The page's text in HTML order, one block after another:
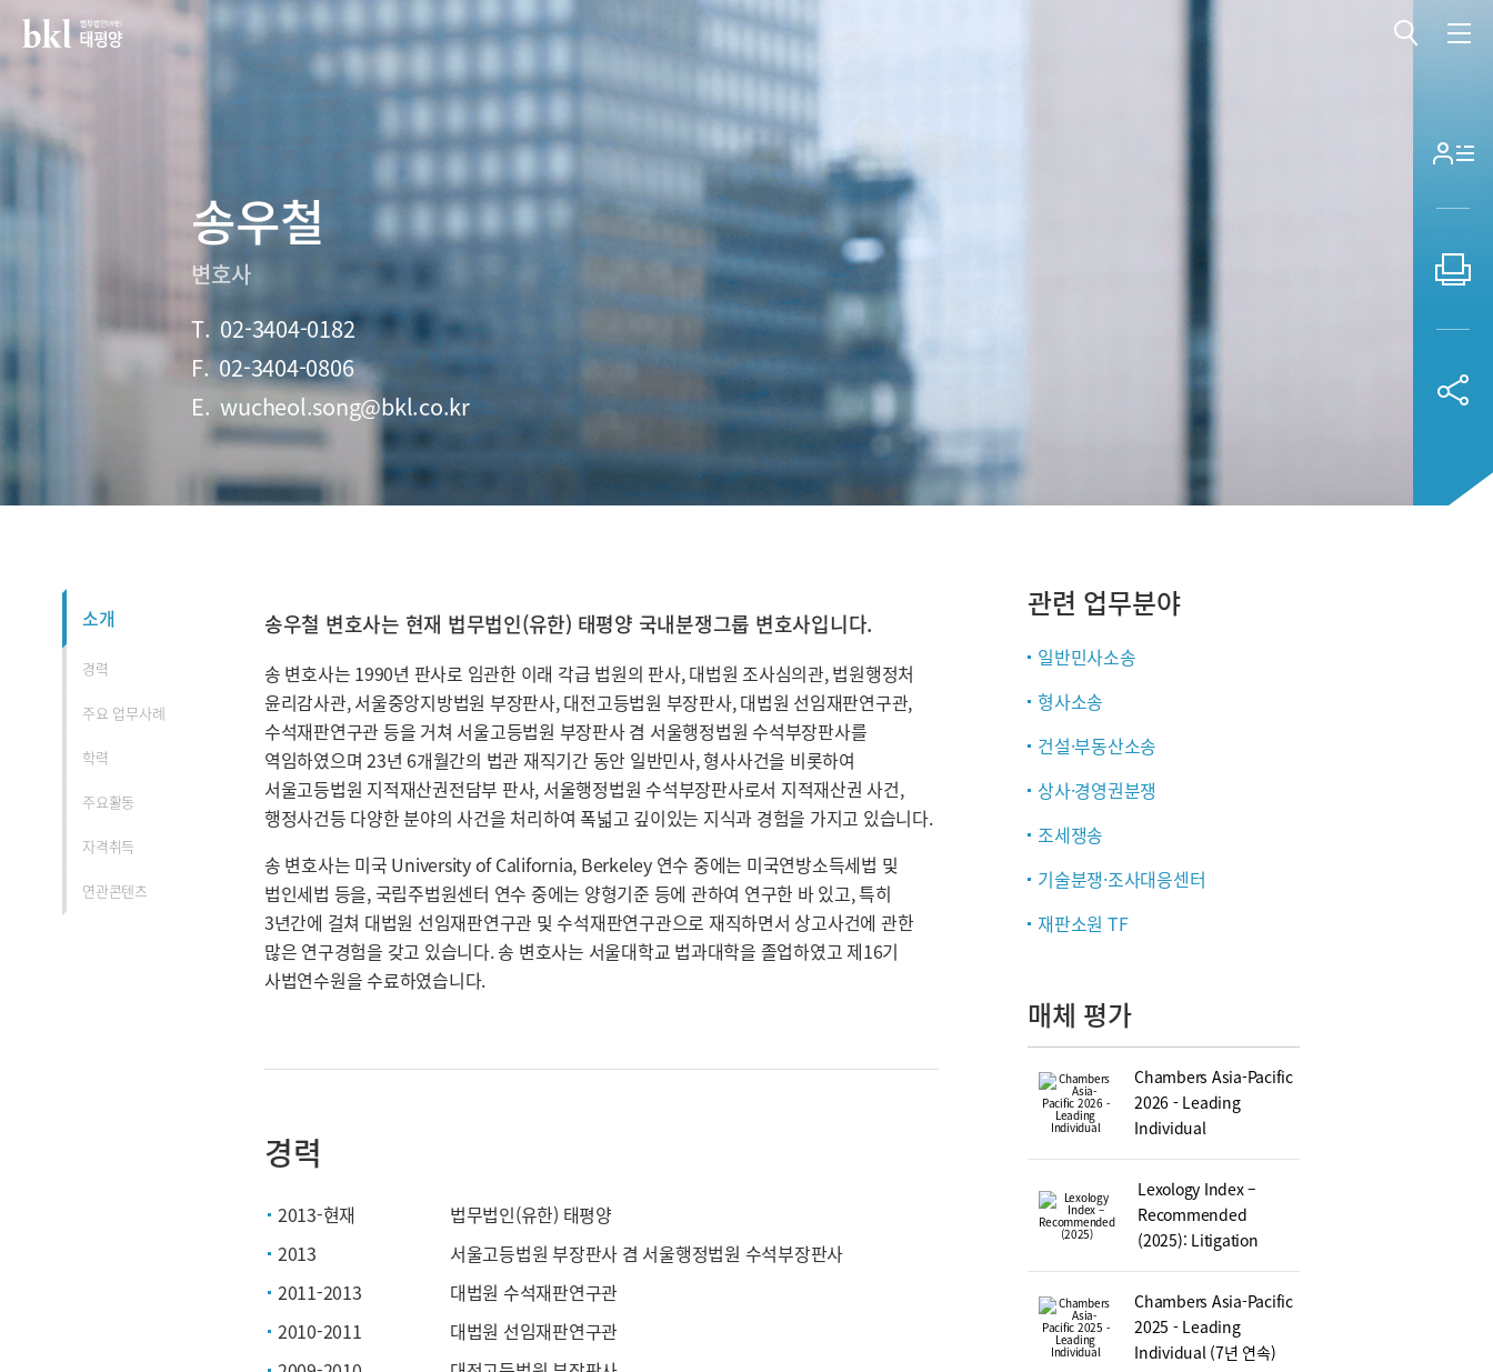
송우철
변호사
T. 02-3404-0182
F. 02-3404-0806
E. wucheol.song@bkl.co.kr
소개
경력
주요 업무사례
학력
주요활동
자격취득
연관콘텐츠
송우철 변호사는 현재 법무법인(유한) 태평양 국내분쟁그룹 변호사입니다.
송 변호사는 1990년 판사로 임관한 이래 각급 법원의 판사, 대법원 조사심의관, 법원행정처
윤리감사관, 서울중앙지방법원 부장판사, 대전고등법원 부장판사, 대법원 선임재판연구관,
수석재판연구관 등을 거쳐 서울고등법원 부장판사 겸 서울행정법원 수석부장판사를
역임하였으며 23년 6개월간의 법관 재직기간 동안 일반민사, 형사사건을 비롯하여
서울고등법원 지적재산권전담부 판사, 서울행정법원 수석부장판사로서 지적재산권 사건,
행정사건등 다양한 분야의 사건을 처리하여 폭넓고 깊이있는 지식과 경험을 가지고 있습니다.
송 변호사는 미국 University of California, Berkeley 연수 중에는 미국연방소득세법 및
법인세법 등을, 국립주법원센터 연수 중에는 양형기준 등에 관하여 연구한 바 있고, 특히
3년간에 걸쳐 대법원 선임재판연구관 및 수석재판연구관으로 재직하면서 상고사건에 관한
많은 연구경험을 갖고 있습니다. 송 변호사는 서울대학교 법과대학을 졸업하였고 제16기
사법연수원을 수료하였습니다.
경력
2013-현재
법무법인(유한) 태평양
2013
서울고등법원 부장판사 겸 서울행정법원 수석부장판사
2011-2013
대법원 수석재판연구관
2010-2011
대법원 선임재판연구관
관련 업무분야
일반민사소송
형사소송
건설·부동산소송
상사·경영권분쟁
조세쟁송
기술분쟁·조사대응센터
재판소원 TF
매체 평가
Chambers Asia-Pacific
2026 - Leading
Individual
Lexology Index –
Recommended
(2025): Litigation
Chambers Asia-Pacific
2025 - Leading
Individual (7년 연속)